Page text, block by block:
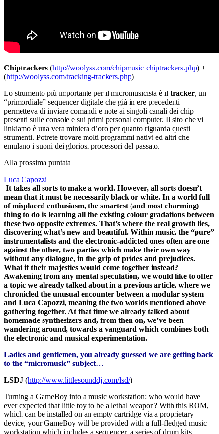
Chiptrackers (http://woolyss.com/chipmusic-chiptrackers.php) +
(http://woolyss.com/tracking-trackers.php)
Lo strumento più importante per il micromusicista è il tracker, un
“primordiale” sequencer digitale che già in ere precedenti
permetteva di inviare comandi e note ai singoli canali dei chip
presenti sulle console e sui primi personal computer. Il sito che vi
linkiamo è una vera miniera d’oro per quanto riguarda questi
strumenti. Potrete trovare molti programmi nativi ed altri che
emulano i suoni dei gloriosi processori del passato.
Alla prossima puntata
Luca Capozzi
It takes all sorts to make a world. However, all sorts doesn’t
mean that it must be necessarily black or white. In a world full
of misplaced enthusiasm, the smartest (and most charming)
thing to do is learning all the existing colour gradations between
these two opposite extremes. That’s where the real growth lies,
discovering what’s new and beautiful. Within music, the “pure”
instrumentalists and the electronic-addicted ones often are one
against the other, two parties which make their own way
without any dialogue, in the grip of prides and prejudices.
What if their majesties would come together instead?
Awakening from any mental speculation, we would like to offer
a topic we already talked about in a previous article, where we
chronicled the unusual encounter between a modular system
and Luca Capozzi, meaning the two worlds mentioned above
gathering together. At that time we already talked about
homemade synthesizers and, from then on, we’ve been
wandering around, towards a vanguard which combines both
the electronic and musical experimentation.
Ladies and gentlemen, you already guessed we are getting back
to the “micromusic” subject…
LSDJ (http://www.littlesounddj.com/lsd/)
Turning a GameBoy into a music workstation: who would have
ever expected that little toy to be a lethal weapon? With this ROM,
which can be installed on an empty cartridge via a proprietary
device, your GameBoy will be provided with a full-fledged music
workstation which includes a sequencer, a series of drum kits